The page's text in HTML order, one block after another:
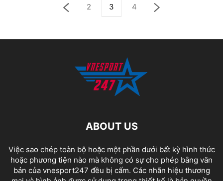
2 3 4
ABOUT US
Việc sao chép toàn bộ hoặc một phần dưới bất kỳ hình thức
hoặc phương tiện nào mà không có sự cho phép bằng văn
bản của vnesport247 đều bị cấm. Các nhãn hiệu thương